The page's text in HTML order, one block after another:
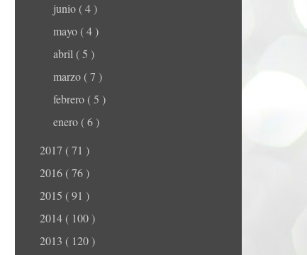
junio ( 4 )
mayo ( 4 )
abril ( 5 )
marzo ( 7 )
febrero ( 5 )
enero ( 6 )
2017 ( 71 )
2016 ( 76 )
2015 ( 91 )
2014 ( 100 )
2013 ( 120 )